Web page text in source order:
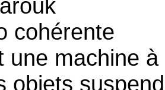
cohérente
une machine
objets